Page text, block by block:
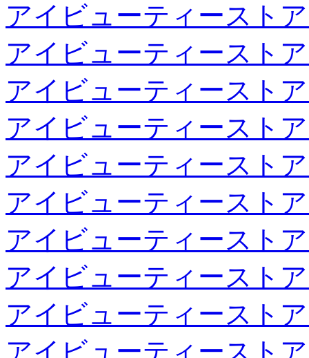
アイビューティースト
アイビューティースト
アイビューティースト
アイビューティースト
アイビューティースト
アイビューティースト
アイビューティースト
アイビューティースト
アイビューティースト
アイビューティースト